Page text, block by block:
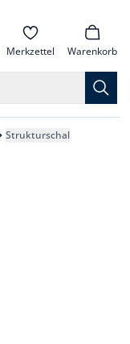
Merkzettel Warenkorb
Strukturschal